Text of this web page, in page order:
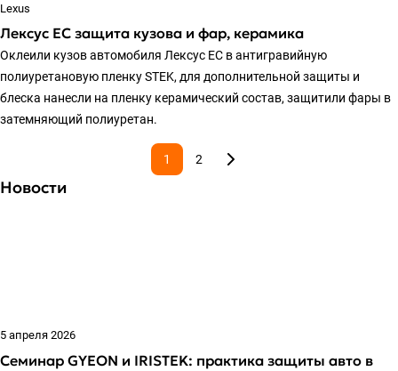
Lexus
Лексус ЕС защита кузова и фар, керамика
Оклеили кузов автомобиля Лексус ЕС в антигравийную
полиуретановую пленку STEK, для дополнительной защиты и
блеска нанесли на пленку керамический состав, защитили фары в
затемняющий полиуретан.
1 2
Новости
5 апреля 2026
Семинар GYEON и IRISTEK: практика защиты авто в